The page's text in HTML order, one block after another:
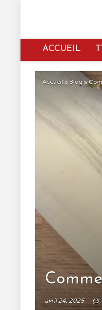
ACCUEIL
Accueil » Blog »
avril 24, 2025